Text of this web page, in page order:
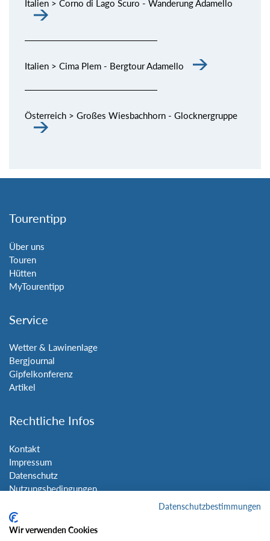
Italien > Corno di Lago Scuro - Wanderung Adamello
Italien > Cima Plem - Bergtour Adamello
Österreich > Großes Wiesbachhorn - Glocknergruppe
Tourentipp
Über uns
Touren
Hütten
MyTourentipp
Service
Wetter & Lawinenlage
Bergjournal
Gipfelkonferenz
Artikel
Rechtliche Infos
Kontakt
Impressum
Datenschutz
Nutzungsbedingungen
Social Media
Datenschutzbestimmungen
Wir verwenden Cookies